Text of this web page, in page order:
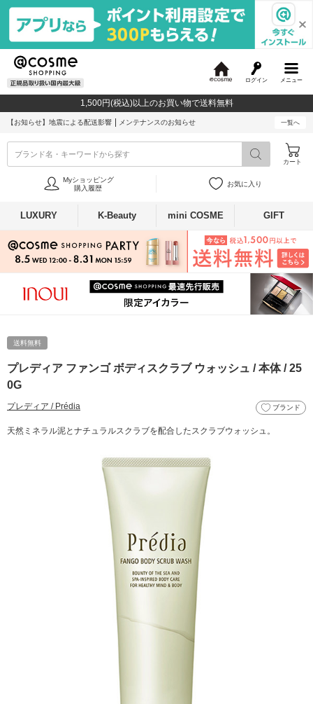
メニュー
ログイン
c
o
1,500円(税込)以上のお買い物で送料無料
【お知らせ】 地震による配送影響 メンテナンスのお知らせ 一覧へ
ブランド名・キーワードから探す
カート
Myショッピング
購入履歴
お気に入り
LUXURY K-Beauty mini COSME GIFT
送料無料
プレディア ファンゴ ボディスクラブ ウォッシュ / 本体 / 25
0G
プレディア / Prédia ブランド
天然ミネラル泥とナチュラルスクラブを配合したスクラブウォッシュ。